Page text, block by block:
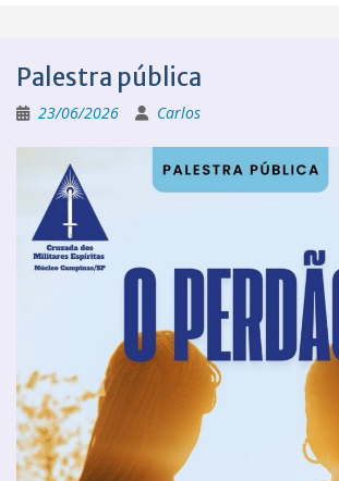
Palestra pública
23/06/2026 Carlos